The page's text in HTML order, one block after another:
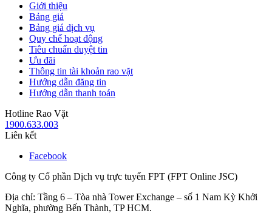
Giới thiệu
Bảng giá
Bảng giá dịch vụ
Quy chế hoạt động
Tiêu chuẩn duyệt tin
Ưu đãi
Thông tin tài khoản rao vặt
Hướng dẫn đăng tin
Hướng dẫn thanh toán
Hotline Rao Vặt
1900.633.003
Liên kết
Facebook
Công ty Cổ phần Dịch vụ trực tuyến FPT (FPT Online JSC)
Địa chỉ: Tầng 6 – Tòa nhà Tower Exchange – số 1 Nam Kỳ Khởi
Nghĩa, phường Bến Thành, TP HCM.